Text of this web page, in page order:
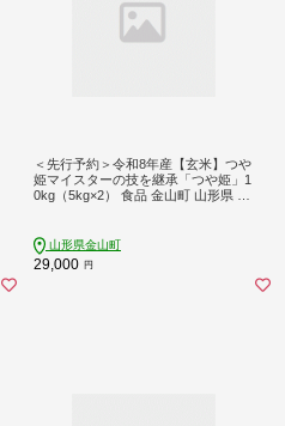
＜先行予約＞令和8年産【玄米】つや
姫マイスターの技を継承「つや姫」1
0kg（5kg×2） 食品 金山町 山形県 ご
山形県金山町
29,000 円